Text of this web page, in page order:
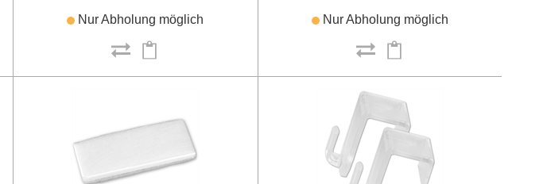
Nur Abholung möglich Nur Abholung möglich